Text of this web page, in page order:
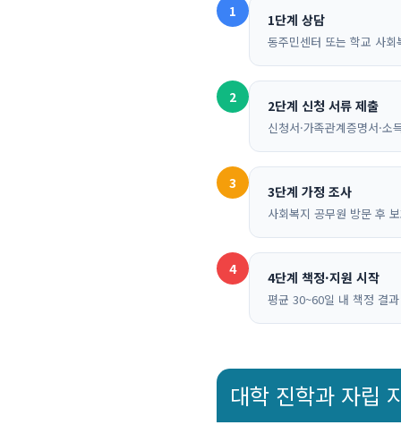
1
1단계 상담
동주민센터 또는 학교 사
2
2단계 신청 서류 제출
신청서·가족관계증명서·소
3
3단계 가정 조사
사회복지 공무원 방문 후
4
4단계 책정·지원 시작
평균 30~60일 내 책정 결
대학 진학과 자립